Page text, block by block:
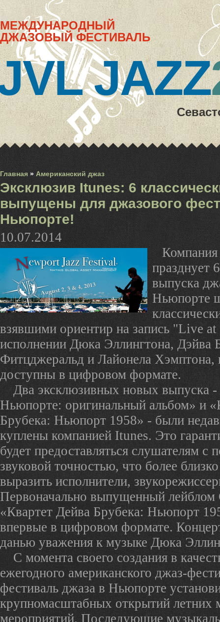
Главная » Американский джаз
Эксклюзив Itunes: 6
выпущены для джазового
Ньюпорте!
10.07.2014
празднует
выпуска
Ньюпорте
взявшими ориентир на запись "Live
исполнении Дюка Эллингтона, Дэйва
Фитцджеральд и Лайонела Хэмптона,
доступны в цифровом формате.
Два эксклюзивных новых выпуска
Ньюпорте: оригинальный альбом» и
Брубека: Ньюпорт 1958» - были
куплены компанией Itunes. Это
будет предоставляться слушателям с
звуковой точностью, что более
выразить исполнители,
Первоначально выпущенный лейблом
«Квартет Дейва Брубека: Ньюпорт
впервые в цифровом формате.
данью уважения к музыке Дюка
С момента своего создания в
ежегодного американского джаз-
фестиваль джаза в Ньюпорте
крупномасштабных открытий летних
мероприятий. Последующие
МЕЖДУНАРОДНЫЙ
ДЖАЗОВЫЙ ФЕСТИВАЛЬ
JAZZ